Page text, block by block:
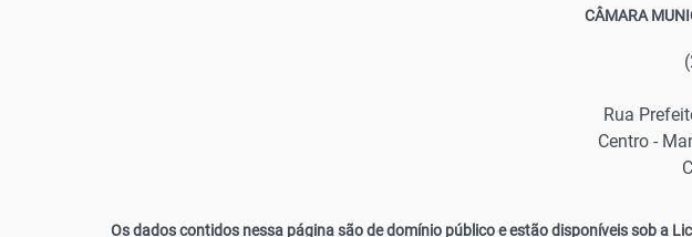
CÂMARA
Rua
Centro -
Os dados contidos nessa página são de domínio público e estão disponíveis sob a